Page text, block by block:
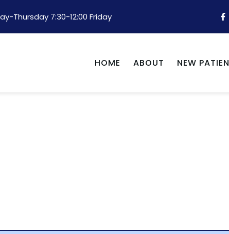
Thursday 7:30-12:00 Friday
HOME ABOUT NEW